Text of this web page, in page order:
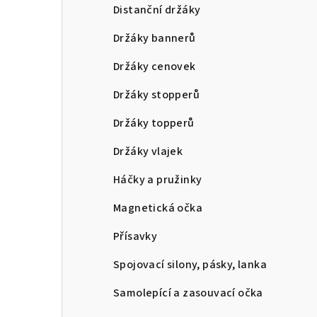
Distanční držáky
Držáky bannerů
Držáky cenovek
Držáky stopperů
Držáky topperů
Držáky vlajek
Háčky a pružinky
Magnetická očka
Přísavky
Spojovací silony, pásky, lanka
Samolepící a zasouvací očka